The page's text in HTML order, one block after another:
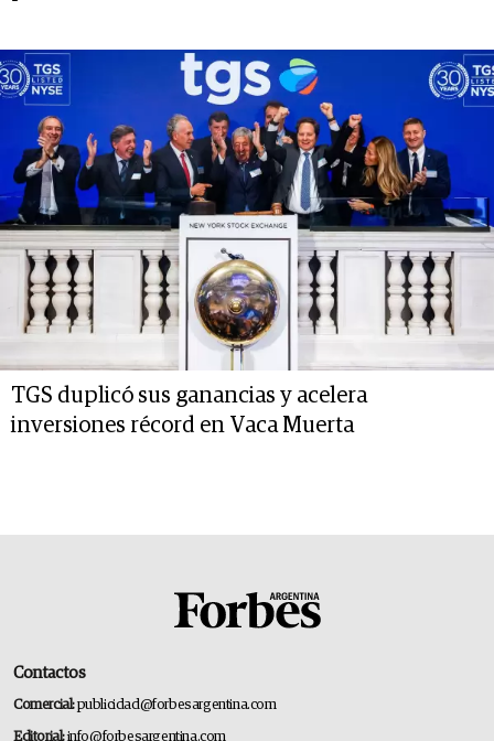
TGS duplicó sus ganancias y acelera
inversiones récord en Vaca Muerta
Contactos
Comercial:publicidad@forbesargentina.com
Editorial:info@forbesargentina.com